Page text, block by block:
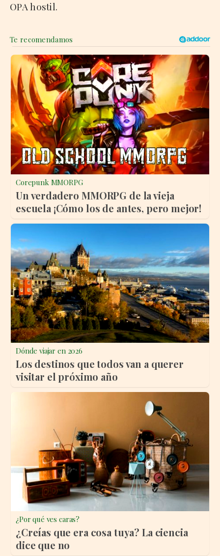
OPA hostil.
Corepunk MMORPG
Un verdadero MMORPG de la vieja
escuela ¡Cómo los de antes, pero mejor!
Dónde viajar en 2026
Los destinos que todos van a querer
visitar el próximo año
¿Por qué ves caras?
¿Creías que era cosa tuya? La ciencia
dice que no